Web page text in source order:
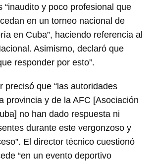
“inaudito y poco profesional que
en un torneo nacional de
en Cuba”, haciendo referencia al
Asimismo, declaró que
responder por esto”.
precisó que “las autoridades
provincia y de la AFC [Asociación
no han dado respuesta ni
durante este vergonzoso y
El director técnico cuestionó
“en un evento deportivo